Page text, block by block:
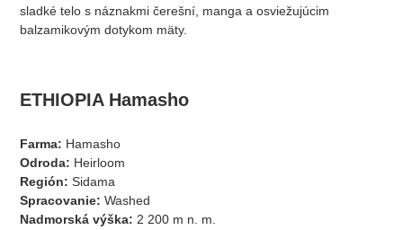
sladké telo s náznakmi čerešní, manga a osviežujúcim
balzamikovým dotykom mäty.
ETHIOPIA Hamasho
Farma: Hamasho
Odroda: Heirloom
Región: Sidama
Spracovanie: Washed
Nadmorská výška: 2 200 m n. m.